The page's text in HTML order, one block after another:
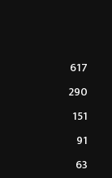
617
290
151
91
63